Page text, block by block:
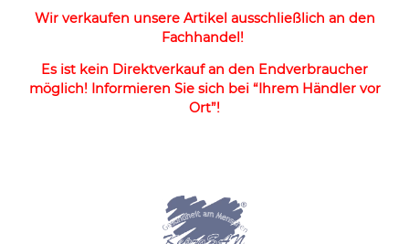
Wir verkaufen unsere Artikel ausschließlich an den
Fachhandel!
Es ist kein Direktverkauf an den Endverbraucher
möglich! Informieren Sie sich bei “Ihrem Händler vor
Ort”!